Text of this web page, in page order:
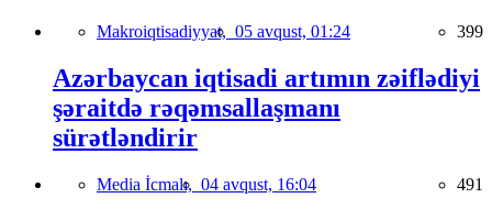
Makroiqtisadiyyat, 05 avqust, 01:24 399
Azərbaycan iqtisadi artımın zəiflədiyi
şəraitdə rəqəmsallaşmanı
sürətləndirir
Media İcmalı, 04 avqust, 16:04 491